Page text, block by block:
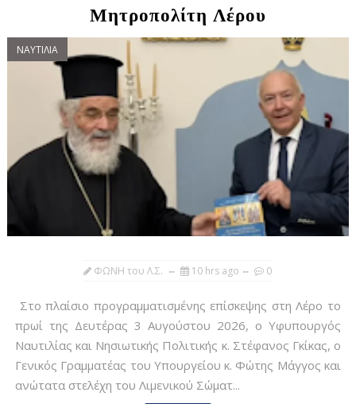
Μητροπολίτη Λέρου
ΝΑΥΤΙΛΙΑ
ΦΩΝΗ του Λ.Σ. 10 hrs ago 0
Στο πλαίσιο προγραμματισμένης επίσκεψης στη Λέρο το
πρωί της Δευτέρας 3 Αυγούστου 2026, ο Υφυπουργός
Ναυτιλίας και Νησιωτικής Πολιτικής κ. Στέφανος Γκίκας, ο
Γενικός Γραμματέας του Υπουργείου κ. Φώτης Μάγγος και
ανώτατα στελέχη του Λιμενικού Σώματ...